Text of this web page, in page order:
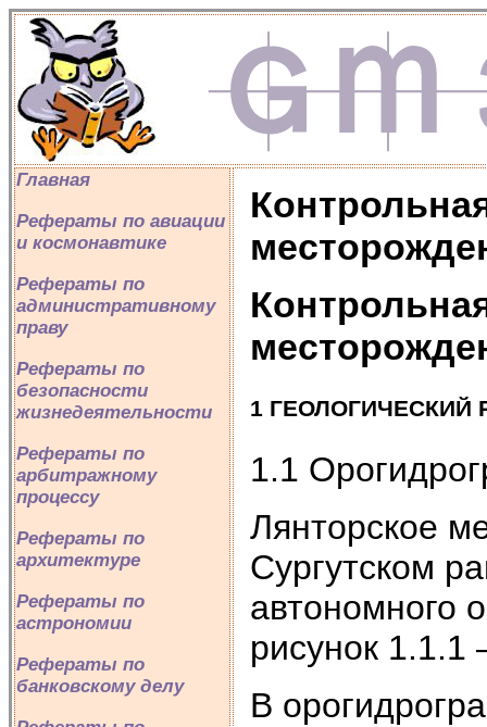
Главная
Рефераты по авиации
и космонавтике
Рефераты по
административному
праву
Рефераты по
безопасности
жизнедеятельности
Рефераты по
арбитражному
процессу
Рефераты по
архитектуре
Рефераты по
астрономии
Рефераты по
банковскому делу
1 ГЕОЛОГИЧЕСКИЙ
1.1
Лянторское
Сургутском
автономного
рисунок 1.1.1
В